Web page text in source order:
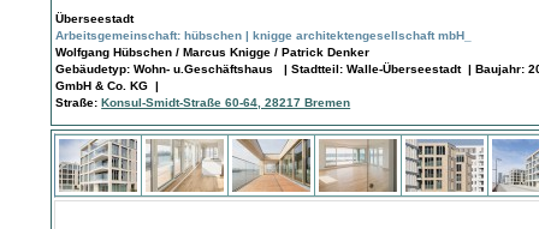
Überseestadt
Arbeitsgemeinschaft: hübschen | knigge architektengesellschaft mbH_
Wolfgang Hübschen / Marcus Knigge / Patrick Denker
Gebäudetyp: Wohn- u.Geschäftshaus | Stadtteil: Walle-Überseestadt | Baujahr:
GmbH & Co. KG |
Straße:Konsul-Smidt-Straße 60-64, 28217 Bremen